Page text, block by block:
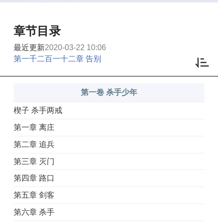
章节目录
最近更新2020-03-22 10:06
第一千二百一十二章 告别
第一卷 杀手少年
楔子 杀手两戒
第一章 离庄
第二章 追兵
第三章 灭门
第四章 路口
第五章 剑客
第六章 杀手